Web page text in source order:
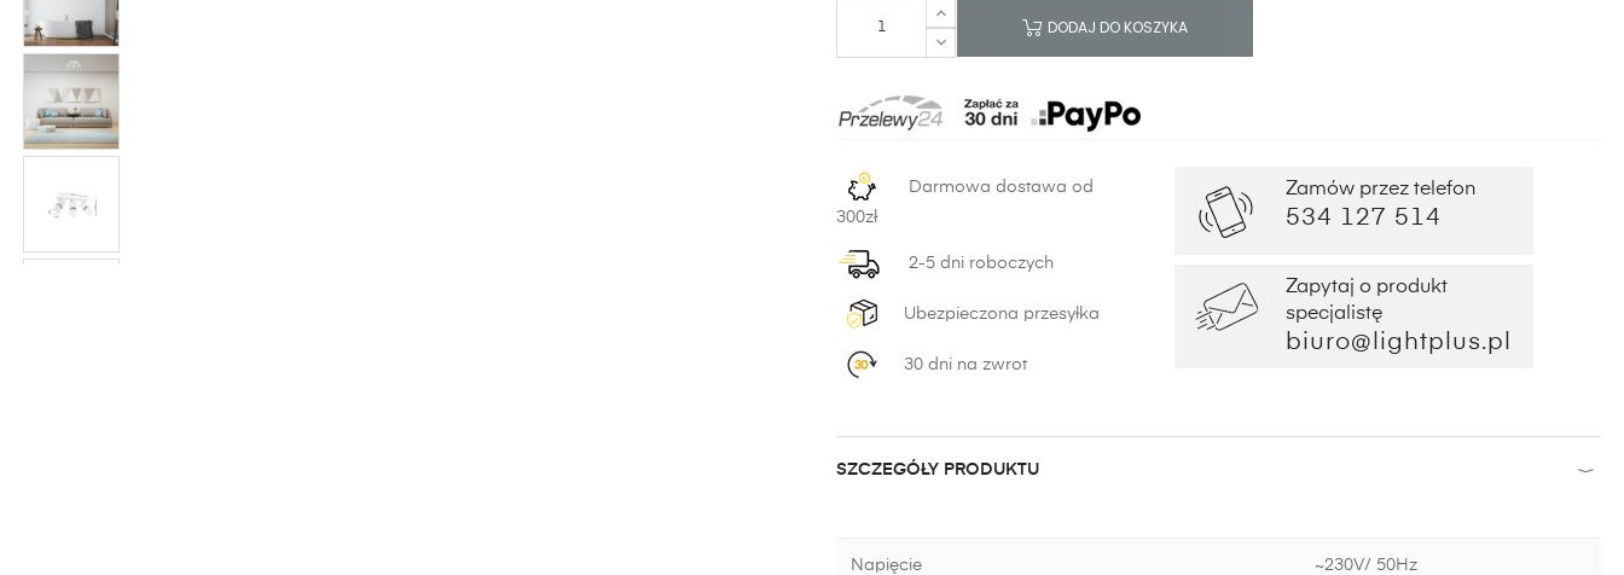
DODAJ DO KOSZYKA
Darmowa dostawa od
300zł
2-5 dni roboczych
Ubezpieczona przesyłka
30 dni na zwrot
Zamów przez telefon
534 127 514
Zapytaj o produkt
specjalistę
biuro@lightplus.pl
SZCZEGÓŁY PRODUKTU
Napięcie
~230V/ 50Hz